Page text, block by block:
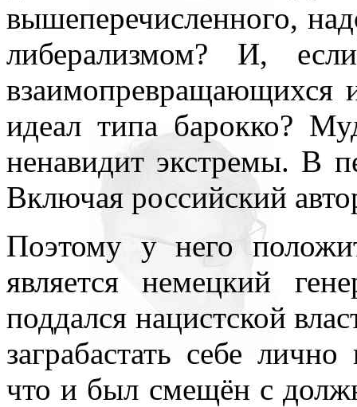
вышеперечисленного,
либерализмом? И,
взаимопревращающихся
идеал типа барокко?
ненавидит экстремы. В
Включая российский
Поэтому у него
является немецкий
поддался нацистской
заграбастать себе
что и был смещён с